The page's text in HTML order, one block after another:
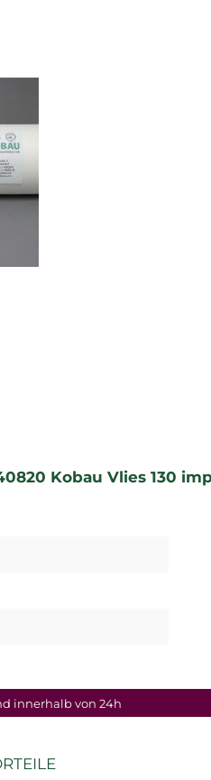
Kobau Vlies 130
innerhalb von 24h